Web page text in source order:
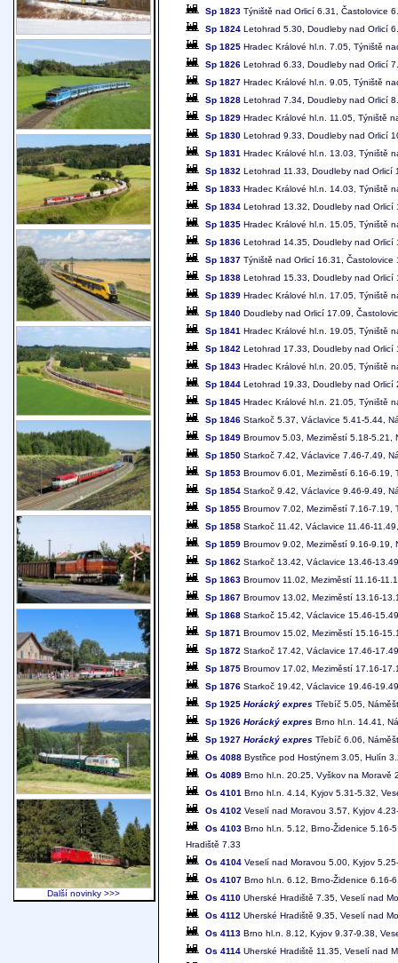
Sp 1823 Týniště nad Orlicí 6.31, Častolovice
Sp 1824 Letohrad 5.30, Doudleby nad Orlicí
Sp 1825 Hradec Králové hl.n. 7.05, Týniště
Sp 1826 Letohrad 6.33, Doudleby nad Orlicí
Sp 1827 Hradec Králové hl.n. 9.05, Týniště
Sp 1828 Letohrad 7.34, Doudleby nad Orlicí
Sp 1829 Hradec Králové hl.n. 11.05, Týniště
Sp 1830 Letohrad 9.33, Doudleby nad Orlicí
Sp 1831 Hradec Králové hl.n. 13.03, Týniště
Sp 1832 Letohrad 11.33, Doudleby nad Orlicí
Sp 1833 Hradec Králové hl.n. 14.03, Týniště
Sp 1834 Letohrad 13.32, Doudleby nad Orlicí
Sp 1835 Hradec Králové hl.n. 15.05, Týniště
Sp 1836 Letohrad 14.35, Doudleby nad
Sp 1837 Týniště nad Orlicí 16.31,
Sp 1838 Letohrad 15.33, Doudleby nad Orlicí
Sp 1839 Hradec Králové hl.n. 17.05, Týniště
Sp 1840 Doudleby nad Orlicí 17.09,
Sp 1841 Hradec Králové hl.n. 19.05, Týniště
Sp 1842 Letohrad 17.33, Doudleby nad Orlicí
Sp 1843 Hradec Králové hl.n. 20.05, Týniště
Sp 1844 Letohrad 19.33, Doudleby nad Orlicí
Sp 1845 Hradec Králové hl.n. 21.05, Týniště
Sp 1846 Starkoč 5.37, Václavice 5.41-5.44,
Sp 1849 Broumov 5.03, Meziměstí 5.18-
Sp 1850 Starkoč 7.42, Václavice 7.46-7.49,
Sp 1853 Broumov 6.01, Meziměstí 6.16-
Sp 1854 Starkoč 9.42, Václavice 9.46-9.49,
Sp 1855 Broumov 7.02, Meziměstí 7.16-
Sp 1858 Starkoč 11.42, Václavice 11.46-
Sp 1859 Broumov 9.02, Meziměstí 9.16-
Sp 1862 Starkoč 13.42, Václavice 13.46-
Sp 1863 Broumov 11.02, Meziměstí 11.16-
Sp 1867 Broumov 13.02, Meziměstí 13.16-
Sp 1868 Starkoč 15.42, Václavice 15.46-
Sp 1871 Broumov 15.02, Meziměstí 15.16-
Sp 1872 Starkoč 17.42, Václavice 17.46-
Sp 1875 Broumov 17.02, Meziměstí 17.16-
Sp 1876 Starkoč 19.42, Václavice 19.46-
Sp 1925 Horácký expres Třebíč 5.05,
Sp 1926 Horácký expres Brno hl.n. 14.41,
Sp 1927 Horácký expres Třebíč 6.06,
Os 4088 Bystřice pod Hostýnem 3.05, Hulín
Os 4089 Brno hl.n. 20.25, Vyškov na Moravě
Os 4101 Brno hl.n. 4.14, Kyjov 5.31-5.32,
Os 4102 Veselí nad Moravou 3.57, Kyjov
Os 4103 Brno hl.n. 5.12, Brno-Židenice 5.16-
Hradiště 7.33
Os 4104 Veselí nad Moravou 5.00, Kyjov
Os 4107 Brno hl.n. 6.12, Brno-Židenice 6.16-
Os 4110 Uherské Hradiště 7.35, Veselí nad
Os 4112 Uherské Hradiště 9.35, Veselí nad
Os 4113 Brno hl.n. 8.12, Kyjov 9.37-9.38,
Os 4114 Uherské Hradiště 11.35, Veselí nad
Další novinky >>>